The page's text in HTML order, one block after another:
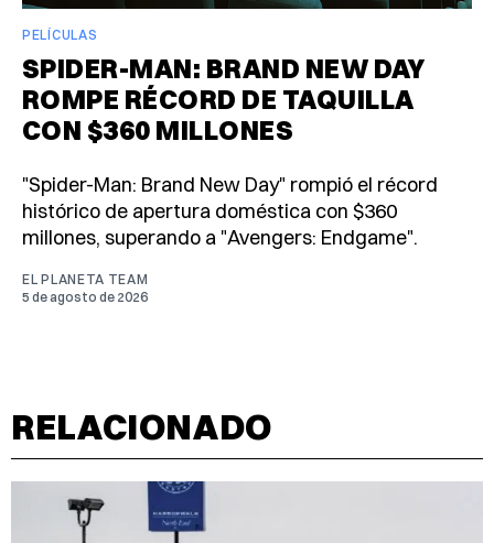
PELÍCULAS
SPIDER-MAN: BRAND NEW DAY
ROMPE RÉCORD DE TAQUILLA
CON $360 MILLONES
"Spider-Man: Brand New Day" rompió el récord
histórico de apertura doméstica con $360
millones, superando a "Avengers: Endgame".
EL PLANETA TEAM
5 de agosto de 2026
RELACIONADO